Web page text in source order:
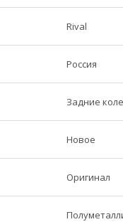
Rival
Россия
Задние
Новое
Оригинал